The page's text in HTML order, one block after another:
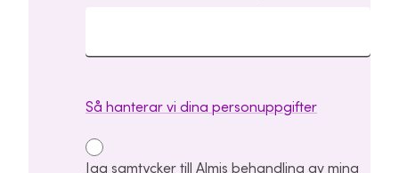
Så hanterar vi dina personuppgifter
Jag samtycker till Almis behandling av mina